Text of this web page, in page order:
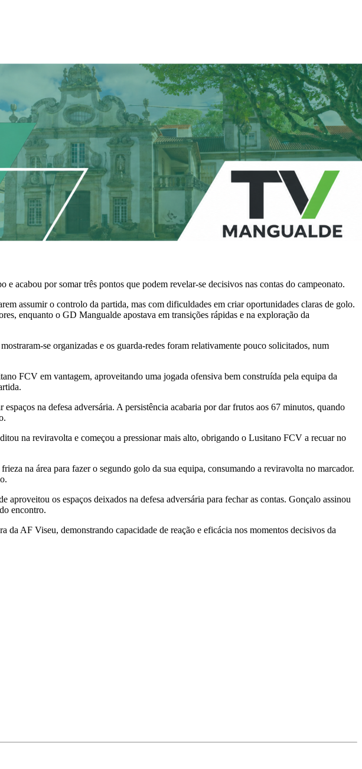
acabou por somar três pontos que podem revelar-se decisivos nas contas do campeonato.
assumir o controlo da partida, mas com dificuldades em criar oportunidades claras de golo.
enquanto o GD Mangualde apostava em transições rápidas e na exploração da
se organizadas e os guarda-redes foram relativamente pouco solicitados, num
FCV em vantagem, aproveitando uma jogada ofensiva bem construída pela equipa da
na defesa adversária. A persistência acabaria por dar frutos aos 67 minutos, quando
na reviravolta e começou a pressionar mais alto, obrigando o Lusitano FCV a recuar no
na área para fazer o segundo golo da sua equipa, consumando a reviravolta no marcador.
os espaços deixados na defesa adversária para fechar as contas. Gonçalo assinou
encontro.
AF Viseu, demonstrando capacidade de reação e eficácia nos momentos decisivos da